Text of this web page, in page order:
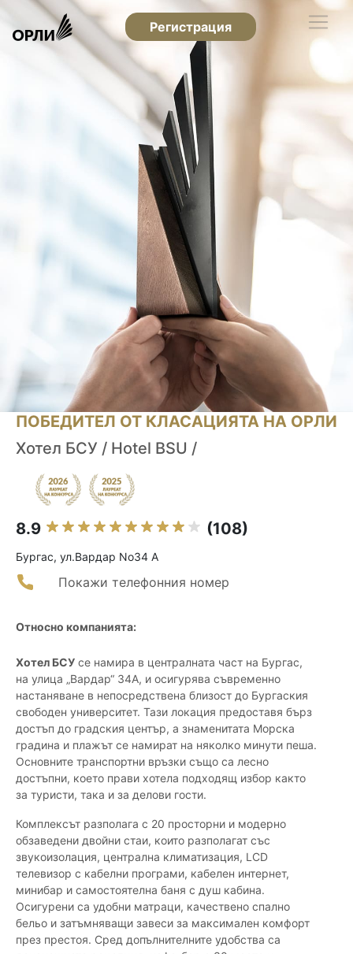
Регистрация
ПОБЕДИТЕЛ ОТ КЛАСАЦИЯТА НА ОРЛИ
Xотел БСУ / Hotel BSU /
8.9 (108)
Бургас, ул.Вардар No34 А
Покажи телефонния номер
Относно компанията:
Хотел БСУ се намира в централната част на Бургас,
на улица „Вардар“ 34А, и осигурява съвременно
настаняване в непосредствена близост до Бургаския
свободен университет. Тази локация предоставя бърз
достъп до градския център, а знаменитата Морска
градина и плажът се намират на няколко минути пеша.
Основните транспортни връзки също са лесно
достъпни, което прави хотела подходящ избор както
за туристи, така и за делови гости.
Комплексът разполага с 20 просторни и модерно
обзаведени двойни стаи, които разполагат със
звукоизолация, централна климатизация, LCD
телевизор с кабелни програми, кабелен интернет,
минибар и самостоятелна баня с душ кабина.
Осигурени са удобни матраци, качествено спално
бельо и затъмняващи завеси за максимален комфорт
през престоя. Сред допълнителните удобства са